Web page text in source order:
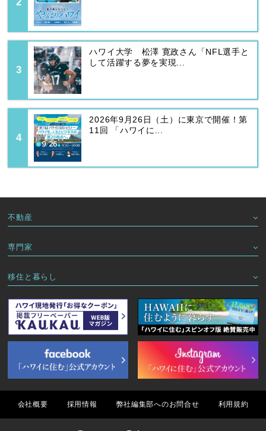
ハワイ大学 松澤 寛政さん「NFL選手と
して活躍する夢を実現...
2026年9月26日（土）に東京で開催！第
11回 「ハワイに...
不動産
専門家
移住と暮らし
会社概要 採用情報 弊社編集部へのお問合せ 利用規約